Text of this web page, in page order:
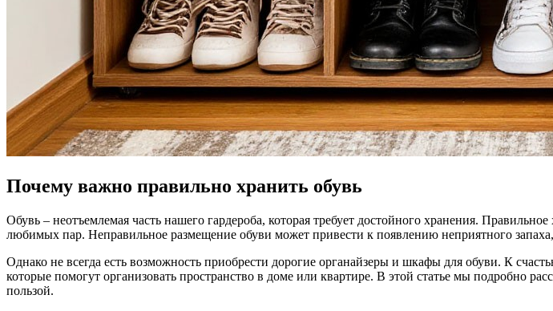
Почему важно правильно хранить обувь
Обувь – неотъемлемая часть нашего гардероба, которая требует достойного хранения. Правильное хранение помогает сохранять форму, предотвращает деформацию и продлевает срок службы
любимых пар. Неправильное размещение обуви может привести к появлению неприятного
Однако не всегда есть возможность приобрести дорогие органайзеры и шкафы для обуви. К
которые помогут организовать пространство в доме или квартире. В этой статье мы подробно
пользой.